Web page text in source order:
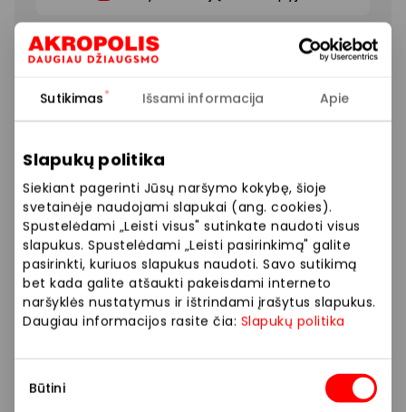
Sutikimas Išsami informacija Apie
Slapukų politika
Siekiant pagerinti Jūsų naršymo kokybę, šioje
svetainėje naudojami slapukai (ang. cookies).
Spustelėdami „Leisti visus" sutinkate naudoti visus
slapukus. Spustelėdami „Leisti pasirinkimą" galite
pasirinkti, kuriuos slapukus naudoti. Savo sutikimą
bet kada galite atšaukti pakeisdami interneto
naršyklės nustatymus ir ištrindami įrašytus slapukus.
Daugiau informacijos rasite čia: Slapukų politika
pasirinkimas
Būtini
Galutinė kaina nurodyta kainoženklyje. Raudonu
mažesnės kainos netaikomos. Prekių skaičius ribotas.
Prekybos ir pramogų centre „AKROPOLIS“
veikiančios parduotuvės ir paslaugų teikėjai
savarankiškai nustato taikomas nuolaidas, jų
dydžius bei kitas aktualias sąlygas. Stengiamės
kuo tiksliau pateikti aktualią informaciją, tačiau,
jei kyla neatitikimų tarp mūsų tinklalapyje
pateiktos informacijos ir faktinės informacijos
parduotuvėje ar paslaugų teikimo vietoje, visada
parduotuvėje ar paslaugų teikimo vietoje. Visais
klausimais, susijusiais su konkrečiomis